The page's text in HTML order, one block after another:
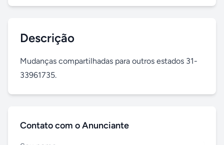
Descrição
Mudanças compartilhadas para outros estados 31-
33961735.
Contato com o Anunciante